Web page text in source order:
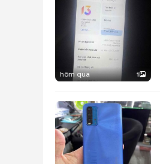
hôm qua 1